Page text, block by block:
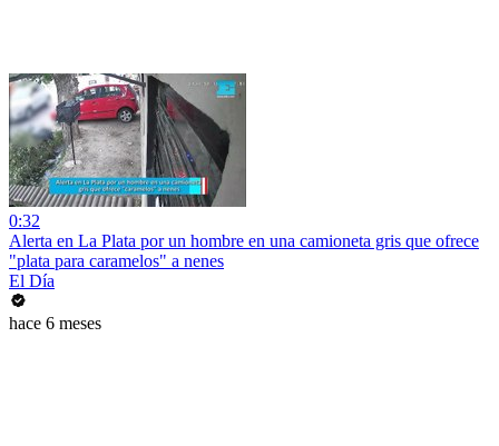
0:32
Alerta en La Plata por un hombre en una camioneta gris que ofrece
"plata para caramelos" a nenes
El Día
hace 6 meses